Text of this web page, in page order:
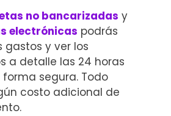
no bancarizadas y
electrónicas podrás
gastos y ver los
a detalle las 24 horas
segura. Todo
costo adicional de